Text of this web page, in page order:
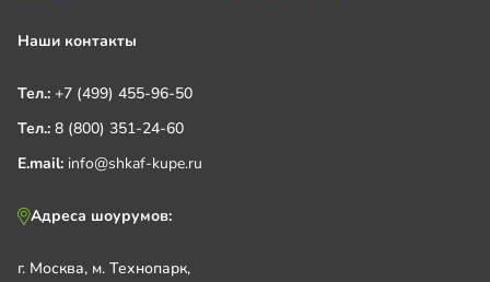
Наши контакты
Тел.: +7 (499) 455-96-50
Тел.: 8 (800) 351-24-60
E.mail: info@shkaf-kupe.ru
Адреса шоурумов:
г. Москва, м. Технопарк,